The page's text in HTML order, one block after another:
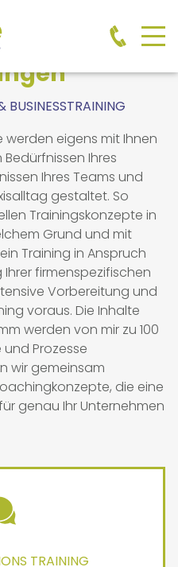
werden eigens mit Ihnen
Ihres
Ihres Teams und
gestaltet. So
Trainingskonzepte in
Grund und mit
Training in Anspruch
firmenspezifischen
Vorbereitung und
voraus. Die Inhalte
werden von mir zu 100
Prozesse
wir gemeinsam
die eine
genau Ihr Unternehmen
TRAINING